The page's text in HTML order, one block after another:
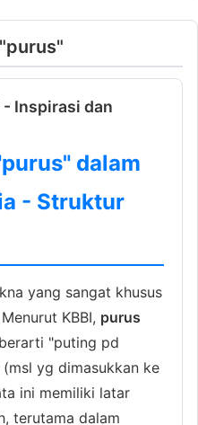
Inspirasi dan
dalam
- Struktur
yang sangat khusus
KBBI, purus
"puting pd
yg dimasukkan ke
ini memiliki latar
terutama dalam